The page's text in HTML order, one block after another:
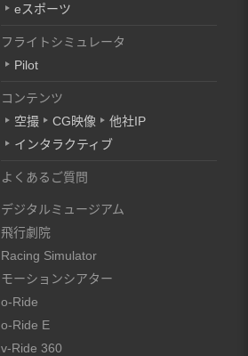
eスポーツ
フライトシミュレータ
Pilot
コンテンツ
空撮
CG映像
他社IP
インタラクティブ
よくあるご質問
デジタルミュージアム
飛行劇院
Racing Simulator
モーションシアター
o-Ride
o-Ride E
v-Ride 360